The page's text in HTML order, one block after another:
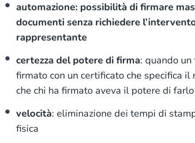
automazione: possibilità di firmare
documenti senza richiedere
rappresentante
certezza del potere di firma: quando
firmato con un certificato che specifica il
che chi ha firmato aveva il potere di
velocità: eliminazione dei tempi di
fisica